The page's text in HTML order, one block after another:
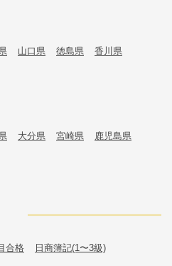
山口県 徳島県 香川県
大分県 宮崎県 鹿児島県
合格 日商簿記(1〜3級)